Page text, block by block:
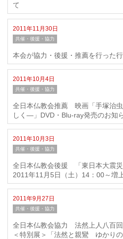
て
2011年11月30日
共催・後援・協力
本会が協力・後援・推薦を行った
2011年10月4日
共催・後援・協力
全日本仏教会推薦 映画「手塚治
しく―」DVD・Blu-ray発売のお知
2011年10月3日
共催・後援・協力
全日本仏教会後援 「東日本大震
2011年11月5日（土）14：00～増
2011年9月27日
共催・後援・協力
全日本仏教会協力 法然上人八百
＜特別展＞「法然と親鸞 ゆかり